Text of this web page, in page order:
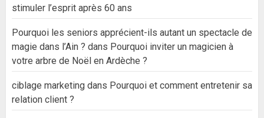
stimuler l’esprit après 60 ans
Pourquoi les seniors apprécient-ils autant un spectacle de
magie dans l’Ain ? dans Pourquoi inviter un magicien à
votre arbre de Noël en Ardèche ?
ciblage marketing dans Pourquoi et comment entretenir sa
relation client ?